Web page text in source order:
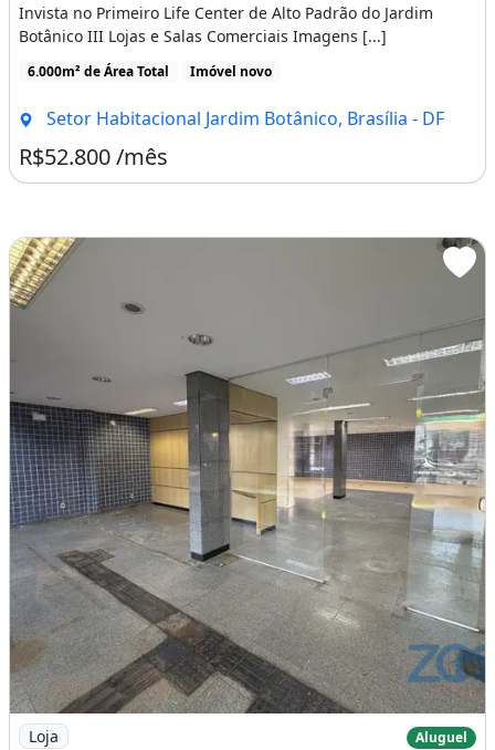
WhatsApp para contato Claudia Vilanova 61
Valores disponibilidade e informações podem
Recomendamos a confirmação com nossos
corretores antes de qualquer decisão
Invista no Primeiro Life Center de Alto Padrão do Jardim
Botânico III Lojas e Salas Comerciais Imagens [...]
6.000m² de Área Total Imóvel novo
Setor Habitacional Jardim Botânico, Brasília - DF
R$52.800 /mês
Imagem: SIG QD 03 - LOJA DE ESQUINA - ALTA
Loja Aluguel